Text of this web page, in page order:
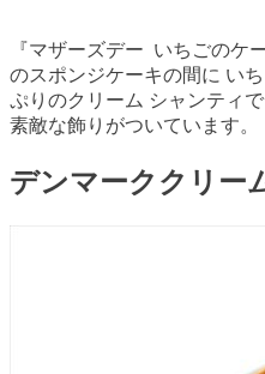
『マザーズデー いちごのケ
のスポンジケーキの間に い
ぷりのクリーム シャンティ
素敵な飾りがついています。
デンマーククリー